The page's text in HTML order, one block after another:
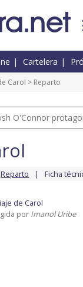
Cartelera
Carol > Reparto
O'Connor
Reparto Ficha
de Carol
por Imanol Uribe